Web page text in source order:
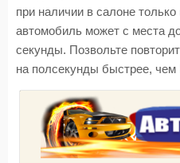
при наличии в салоне
автомобиль может с места
секунды. Позвольте
на полсекунды быстрее, чем